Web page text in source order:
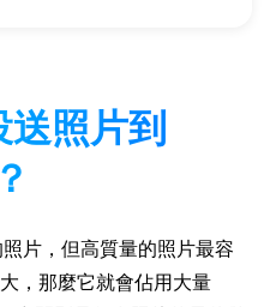
送照片到
片，但高質量的照片最容
，那麼它就會佔用大量